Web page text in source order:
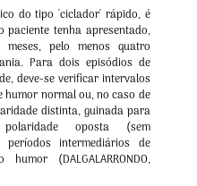
do tipo 'ciclador' rápido, é
paciente tenha apresentado,
pelo menos quatro
Para dois episódios de
deve-se verificar intervalos
humor normal ou, no caso de
distinta, guinada para
oposta (sem
períodos intermediários de
(DALGALARRONDO,